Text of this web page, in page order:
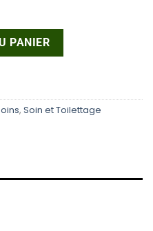
#23025
PANIER
, Soin et Toilettage